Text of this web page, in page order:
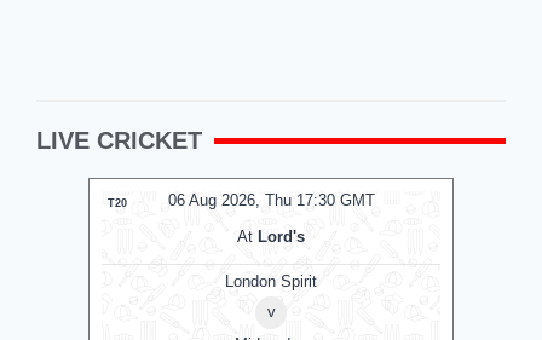
LIVE CRICKET
06 Aug 2026, Thu 17:30 GMT
T20
At Lord's
London Spirit
v